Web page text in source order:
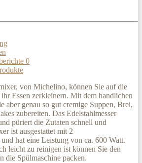
0
von Michelino, können Sie auf die
Essen zerkleinern. Mit dem handlichen
aber genau so gut cremige Suppen, Brei,
zubereiten. Das Edelstahlmesser
püriert die Zutaten schnell und
ist ausgestattet mit 2
hat eine Leistung von ca. 600 Watt.
leicht zu reinigen ist können Sie den
die Spülmaschine packen.